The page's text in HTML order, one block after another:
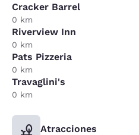
Cracker Barrel
0 km
Riverview Inn
0 km
Pats Pizzeria
0 km
Travaglini's
0 km
Atracciones